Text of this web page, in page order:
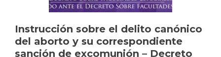
Instrucción sobre el delito canónico
del aborto y su correspondiente
sanción de excomunión – Decreto